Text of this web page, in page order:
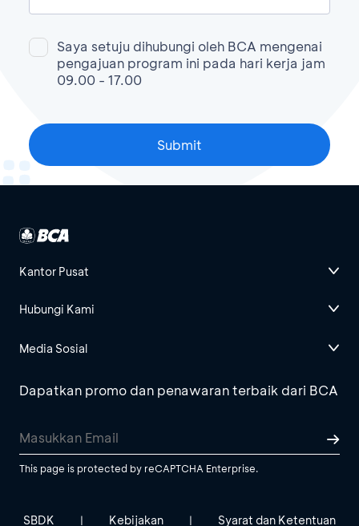
Saya setuju dihubungi oleh BCA mengenai
pengajuan program ini pada hari kerja jam
09.00 - 17.00
Kantor Pusat
Hubungi Kami
Media Sosial
Dapatkan promo dan penawaran terbaik dari BCA
This page is protected by reCAPTCHA Enterprise.
SBDK | Kebijakan | Syarat dan Ketentuan